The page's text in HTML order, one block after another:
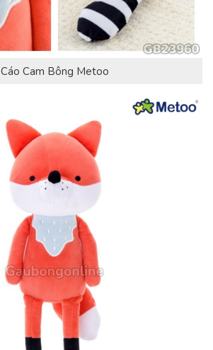
Cáo Cam Bông Metoo